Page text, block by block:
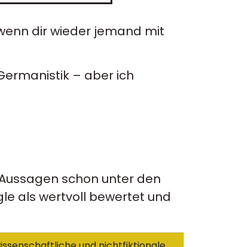
dir wieder jemand mit
– aber ich
schon unter den
als wertvoll bewertet und